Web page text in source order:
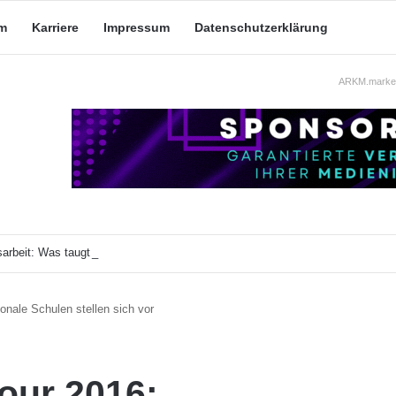
Karriere Impressum Datenschutzerklärung
Was taugt die akademische Schützenhilfe?
Schulen stellen sich vor